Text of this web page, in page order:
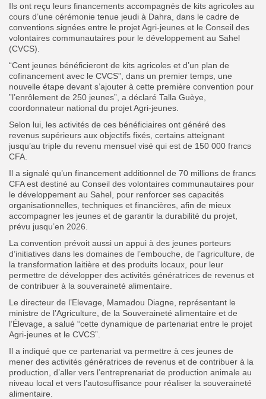
Ils ont reçu leurs financements accompagnés de kits agricoles au
cours d’une cérémonie tenue jeudi à Dahra, dans le cadre de
conventions signées entre le projet Agri-jeunes et le Conseil des
volontaires communautaires pour le développement au Sahel
(CVCS).
“Cent jeunes bénéficieront de kits agricoles et d’un plan de
cofinancement avec le CVCS”, dans un premier temps, une
nouvelle étape devant s’ajouter à cette première convention pour
”l’enrôlement de 250 jeunes”, a déclaré Talla Guèye,
coordonnateur national du projet Agri-jeunes.
Selon lui, les activités de ces bénéficiaires ont généré des
revenus supérieurs aux objectifs fixés, certains atteignant
jusqu’au triple du revenu mensuel visé qui est de 150 000 francs
CFA.
Il a signalé qu’un financement additionnel de 70 millions de francs
CFA est destiné au Conseil des volontaires communautaires pour
le développement au Sahel, pour renforcer ses capacités
organisationnelles, techniques et financières, afin de mieux
accompagner les jeunes et de garantir la durabilité du projet,
prévu jusqu’en 2026.
La convention prévoit aussi un appui à des jeunes porteurs
d’initiatives dans les domaines de l’embouche, de l’agriculture, de
la transformation laitière et des produits locaux, pour leur
permettre de développer des activités génératrices de revenus et
de contribuer à la souveraineté alimentaire.
Le directeur de l’Elevage, Mamadou Diagne, représentant le
ministre de l’Agriculture, de la Souveraineté alimentaire et de
l’Élevage, a salué “cette dynamique de partenariat entre le projet
Agri-jeunes et le CVCS”.
Il a indiqué que ce partenariat va permettre à ces jeunes de
mener des activités génératrices de revenus et de contribuer à la
production, d’aller vers l’entreprenariat de production animale au
niveau local et vers l’autosuffisance pour réaliser la souveraineté
alimentaire.